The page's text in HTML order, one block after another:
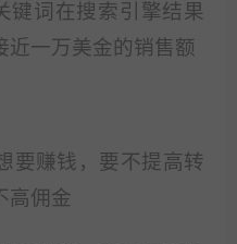
键词在搜索引擎结果
近一万美金的销售额
要赚钱，要不提高转
高佣金